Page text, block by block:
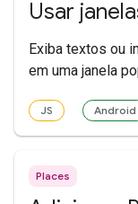
Usar
Exiba textos ou
em uma janela
JS Android
Places